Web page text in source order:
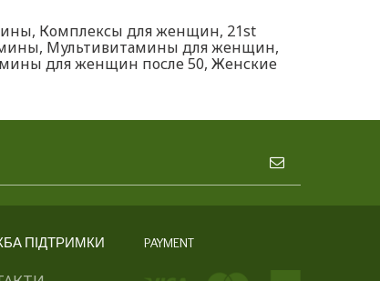
, Комплексы для женщин, 21st
, Мультивитамины для женщин,
для женщин после 50, Женские
ПІДТРИМКИ PAYMENT